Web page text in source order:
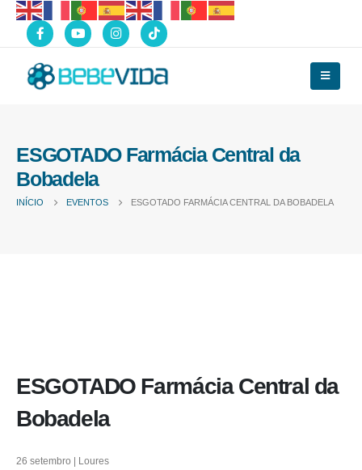
ESGOTADO Farmácia Central da
Bobadela
INÍCIO EVENTOS ESGOTADO FARMÁCIA CENTRAL DA BOBADELA
ESGOTADO Farmácia Central da
Bobadela
26 setembro | Loures